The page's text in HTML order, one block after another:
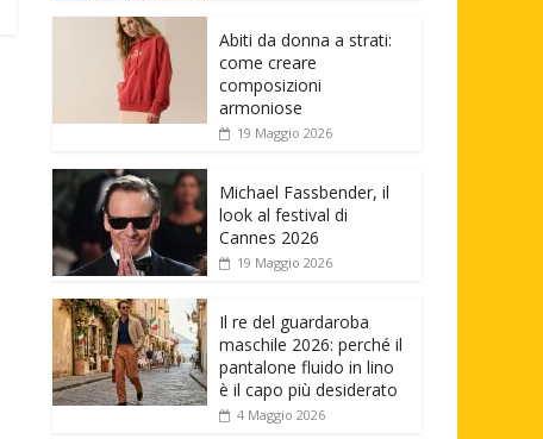
Abiti da donna a strati:
come creare
composizioni
armoniose
19 Maggio 2026
Michael Fassbender, il
look al festival di
Cannes 2026
19 Maggio 2026
Il re del guardaroba
maschile 2026: perché il
pantalone fluido in lino
è il capo più desiderato
4 Maggio 2026